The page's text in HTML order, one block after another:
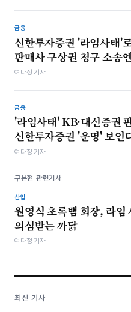
금융
신한투자증권 '라임사태'
판매사 구상권 청구 소송
여다정 기자
금융
'라임사태' KB·대신증권
신한투자증권 '운명' 보인
여다정 기자
구본현 관련기사
산업
원영식 초록뱀 회장, 라임
의심받는 까닭
여다정 기자
최신 기사